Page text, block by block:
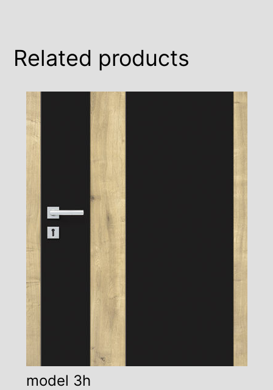
Related products
model 3h